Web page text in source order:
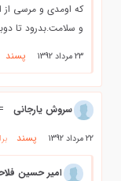
که اومدی و مرسی از
و سلامت.بدرود تا
23 مرداد 1392 پسند
سروش یارجانی =D> =D>
22 مرداد 1392 پسند
امیر حسین